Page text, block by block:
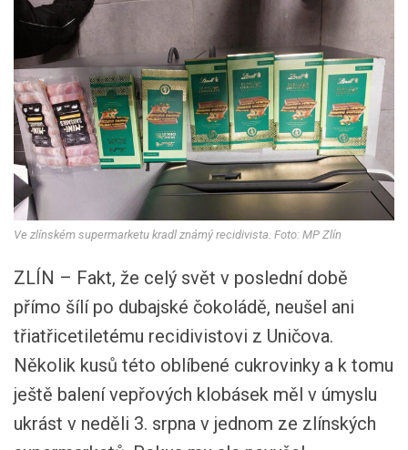
Ve zlínském supermarketu kradl známý recidivista. Foto: MP Zlín
ZLÍN – Fakt, že celý svět v poslední době
přímo šílí po dubajské čokoládě, neušel ani
třiatřicetiletému recidivistovi z Uničova.
Několik kusů této oblíbené cukrovinky a k tomu
ještě balení vepřových klobásek měl v úmyslu
ukrást v neděli 3. srpna v jednom ze zlínských